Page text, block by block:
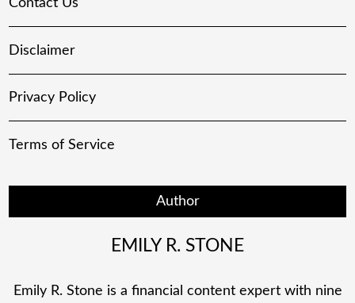
Contact Us
Disclaimer
Privacy Policy
Terms of Service
Author
EMILY R. STONE
Emily R. Stone is a financial content expert with nine